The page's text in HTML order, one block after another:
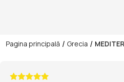
Pagina principală / Grecia /